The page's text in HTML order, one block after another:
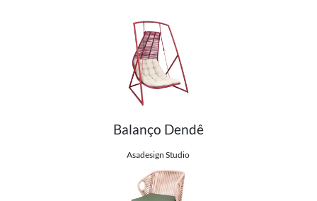
Ver detalhes do produto
Balanço Dendê
Asadesign Studio